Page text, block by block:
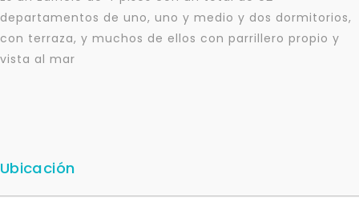
departamentos de uno, uno y medio y dos dormitorios,
con terraza, y muchos de ellos con parrillero propio y
vista al mar
Ubicación